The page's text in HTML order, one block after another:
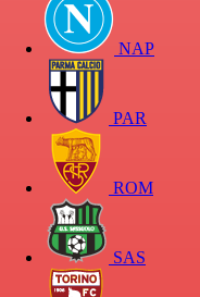
NAP
PAR
ROM
SAS